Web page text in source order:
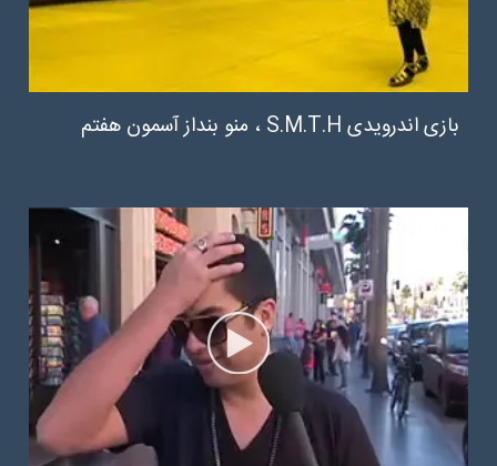
بازی اندرویدی S.M.T.H ، منو بنداز آسمون هفتم